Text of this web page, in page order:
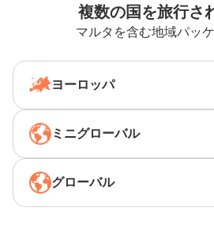
複数の国を旅行さ
マルタを含む地域パッ
ヨーロッパ
ミニグローバル
グローバル